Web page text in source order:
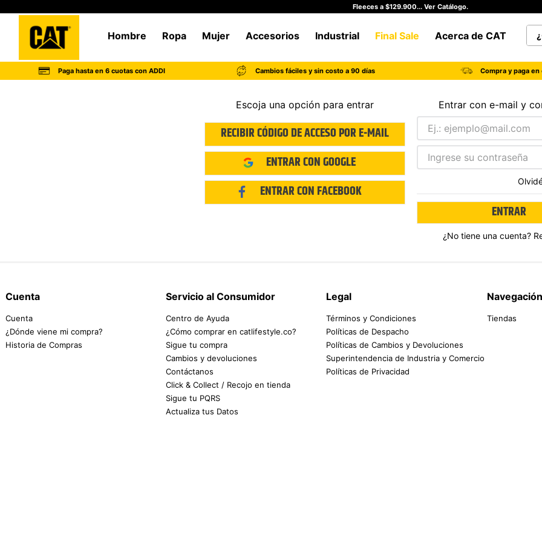
Fleeces a $129.900... Ver Catálogo.
Hombre Ropa Mujer Accesorios Industrial Final Sale Acerca de CAT
Paga hasta en 6 cuotas con ADDI Cambios fáciles y sin costo a 90 días Compra y paga en
Escoja una opción para entrar
RECIBIR CÓDIGO DE ACCESO POR E-MAIL
ENTRAR CONGOOGLE
ENTRAR CONFACEBOOK
Entrar con e-mail y
ENTRAR
¿No tiene una cuenta?
Cuenta
Cuenta
¿Dónde viene mi compra?
Historia de Compras
Servicio al Consumidor
Centro de Ayuda
¿Cómo comprar en catlifestyle.co?
Sigue tu compra
Cambios y devoluciones
Contáctanos
Click & Collect / Recojo en tienda
Sigue tu PQRS
Actualiza tus Datos
Legal
Términos y Condiciones
Políticas de Despacho
Políticas de Cambios y Devoluciones
Superintendencia de Industria y Comercio
Políticas de Privacidad
Navegación
Tiendas
1 botas hombre
2
5 . botas industriales
6. tenis
7. botas